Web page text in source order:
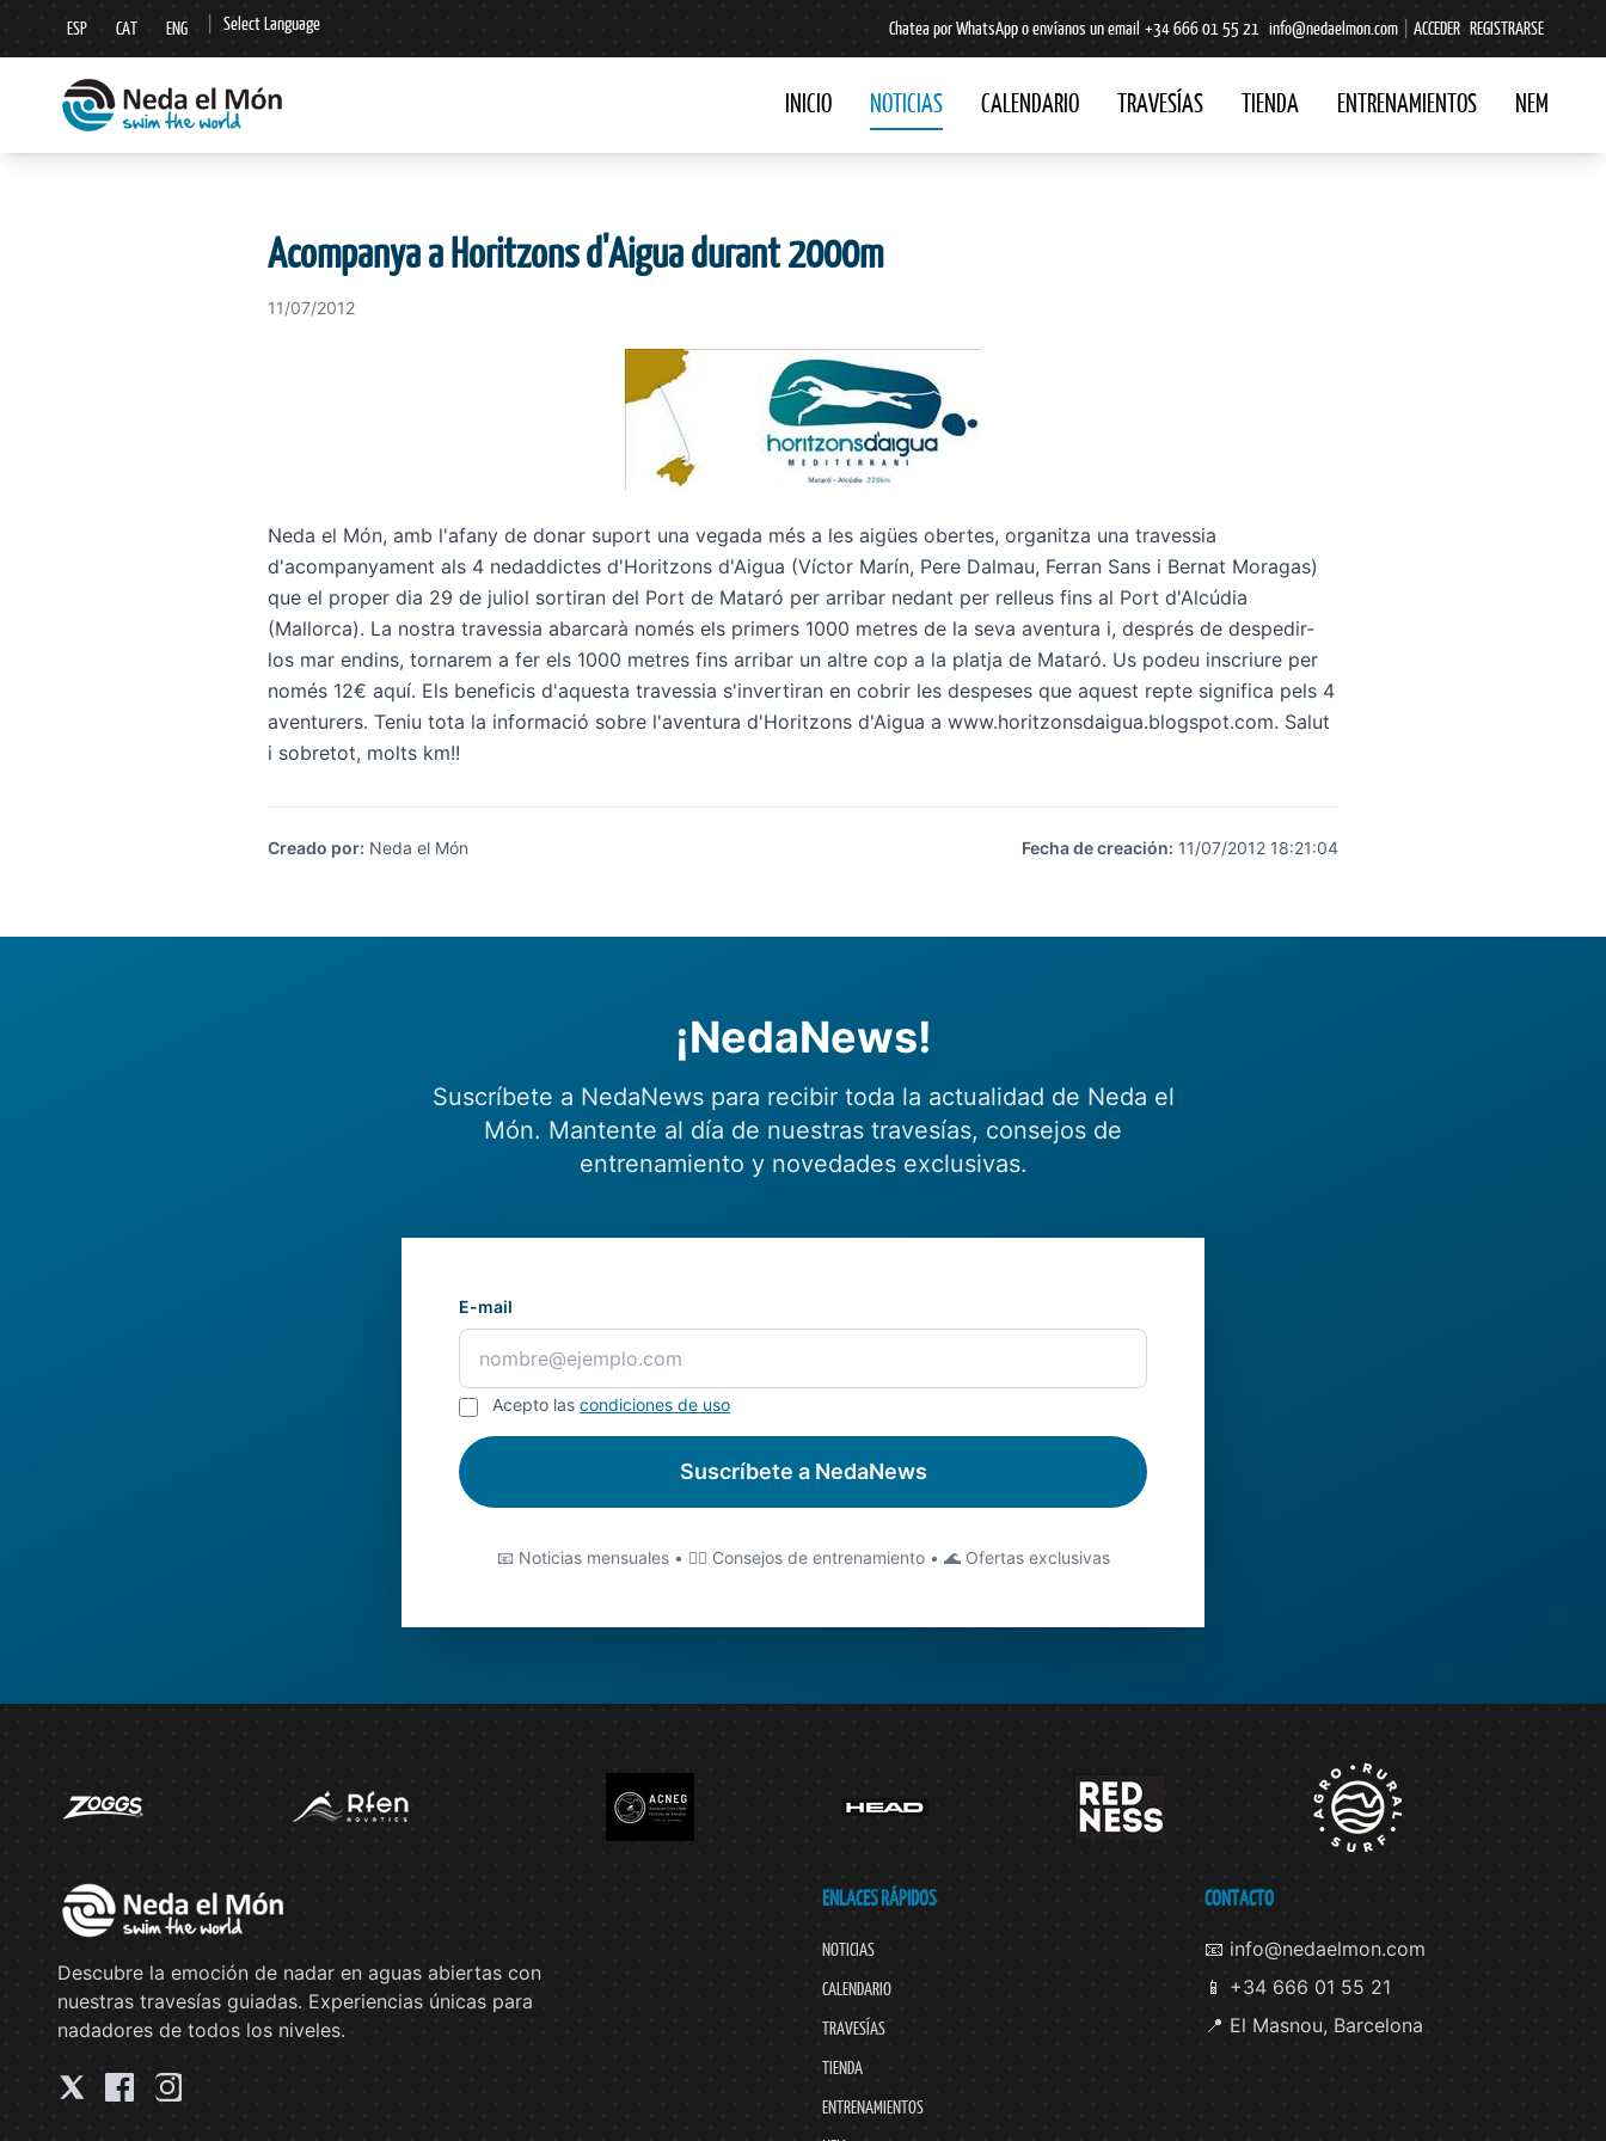
ESP CAT ENG Select Language
▼
Chatea por WhatsApp o envíanos un email +34 666 01 55 21 info@nedaelmon.com ACCEDER REGISTRARSE
INICIO NOTICIAS CALENDARIO TRAVESÍAS TIENDA ENTRENAMIENTOS NEM
Acompanya a Horitzons d'Aigua durant 2000m
11/07/2012
Neda el Món, amb l'afany de donar suport una vegada més a les aigües obertes, organitza una travessia
d'acompanyament als 4 nedaddictes d'Horitzons d'Aigua (Víctor Marín, Pere Dalmau, Ferran Sans i Bernat Moragas)
que el proper dia 29 de juliol sortiran del Port de Mataró per arribar nedant per relleus fins al Port d'Alcúdia
(Mallorca). La nostra travessia abarcarà només els primers 1000 metres de la seva aventura i, després de despedir-
los mar endins, tornarem a fer els 1000 metres fins arribar un altre cop a la platja de Mataró. Us podeu inscriure per
només 12€ aquí. Els beneficis d'aquesta travessia s'invertiran en cobrir les despeses que aquest repte significa pels 4
aventurers. Teniu tota la informació sobre l'aventura d'Horitzons d'Aigua a www.horitzonsdaigua.blogspot.com. Salut
i sobretot, molts km!!
Creado por: Neda el Món Fecha de creación: 11/07/2012 18:21:04
¡NedaNews!
Suscríbete a NedaNews para recibir toda la actualidad de Neda el
Món. Mantente al día de nuestras travesías, consejos de
entrenamiento y novedades exclusivas.
E-mail
Acepto las condiciones de uso
Suscríbete a NedaNews
📧 Noticias mensuales • 🏊‍♂️ Consejos de entrenamiento • 🌊 Ofertas exclusivas
Descubre la emoción de nadar en aguas abiertas con
nuestras travesías guiadas. Experiencias únicas para
nadadores de todos los niveles.
ENLACES RÁPIDOS
NOTICIAS
CALENDARIO
TRAVESÍAS
TIENDA
ENTRENAMIENTOS
CONTACTO
📧 info@nedaelmon.com
📱 +34 666 01 55 21
📍 El Masnou, Barcelona